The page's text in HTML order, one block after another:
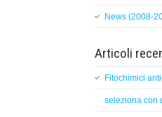
News (2008-
Articoli
Fitochimici
seleziona con